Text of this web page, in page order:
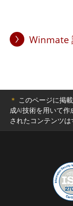
Winmate
＊ このページに掲
成AI技術を用いて
されたコンテンツは